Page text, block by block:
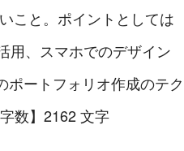
こと。ポイントとしては
用、スマホでのデザイン
ポートフォリオ作成のテク
字数】2162 文字